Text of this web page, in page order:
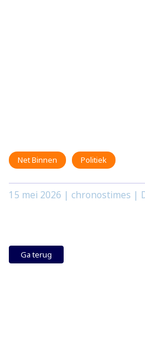
Net Binnen Politiek
15 mei 2026 | chronostimes |
Ga terug